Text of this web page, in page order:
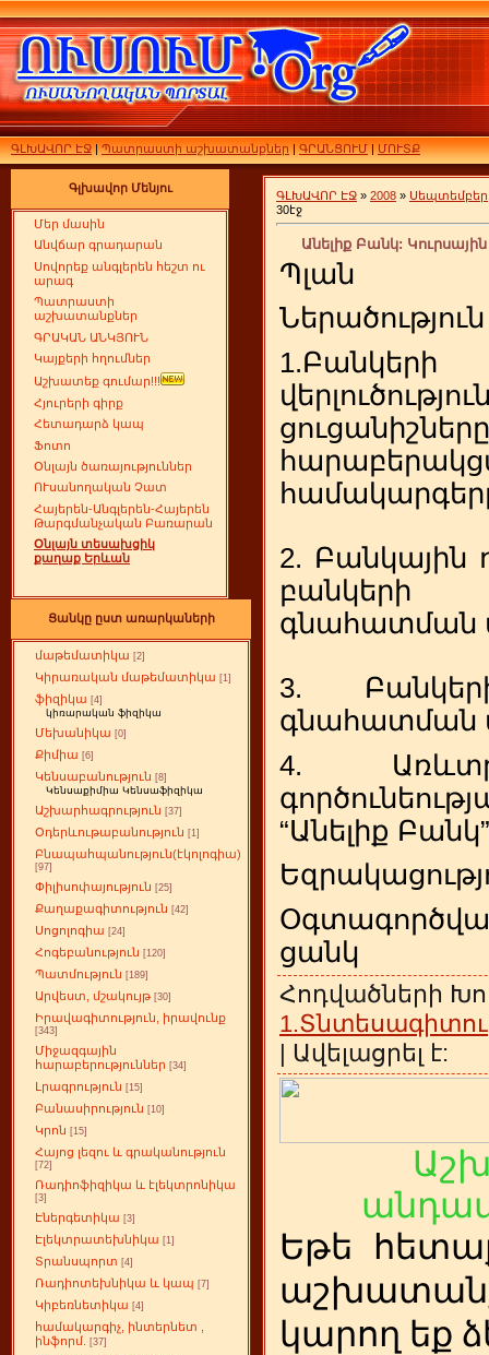
ԳԼԽԱՎՈՐ ԷՋ|Պատրաստի աշխատանքներ|ԳՐԱՆՑՈՒՄ|ՄՈՒՏՔ
Գլխավոր Մենյու
Մեր մասին
Անվճար գրադարան
Սովորեք անգլերեն հեշտ ու
արագ
Պատրաստի
աշխատանքներ
ԳՐԱԿԱՆ ԱՆԿՅՈՒՆ
Կայքերի հղումներ
Աշխատեք գումար!!!
Հյուրերի գիրք
Հետադարձ կապ
Ֆոտո
Օնլայն ծառայություններ
ՈՒսանողական Չատ
Հայերեն-Անգլերեն-Հայերեն
Թարգմանչական Բառարան
Օնլայն տեսախցիկ
քաղաք Երևան
Ցանկը ըստ առարկաների
մաթեմատիկա [2]
Կիրառական մաթեմատիկա [1]
ֆիզիկա [4]
կիռարական ֆիզիկա
Մեխանիկա [0]
Քիմիա [6]
Կենսաբանություն [8]
Կենսաքիմիա Կենսաֆիզիկա
Աշխարհագրություն [37]
Օդերևութաբանություն [1]
Բնապահպանություն(էկոլոգիա)
[97]
Փիլիսոփայություն [25]
Քաղաքագիտություն [42]
Սոցոլոգիա [24]
Հոգեբանություն [120]
Պատմություն [189]
Արվեստ, մշակույթ [30]
Իրավագիտություն, իրավունք
[343]
Միջազգային
հարաբերություններ [34]
Լրագրություն [15]
Բանասիրություն [10]
Կրոն [15]
Հայոց լեզու և գրականություն
[72]
Ռադիոֆիզիկա և էլեկտրոնիկա
[3]
Էներգետիկա [3]
Էլեկտրատեխնիկա [1]
Տրանսպորտ [4]
Ռադիոտեխնիկա և կապ [7]
Կիբեռնետիկա [4]
համակարգիչ, ինտերնետ ,
ինֆորմ.
[37]
ԳԼԽԱՎՈՐ ԷՋ » 2008 » Սեպտեմբեր
30էջ
Անելիք Բանկ:
Պլան
Ներածություն
1.Բանկերի
2. Բանկային
բանկերի
գնահատման
3. Բանկերի
գնահատման
4.
“Անելիք
ցանկ
Հոդվածների
| Ավելացրել է:
Եթե հ
կարող եք